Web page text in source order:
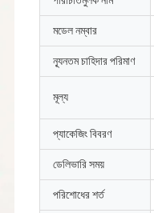
মডেল নম্বার
ন্যূনতম চাহিদার পরিমাণ
মূল্য
প্যাকেজিং বিবরণ
ডেলিভারি সময়
পরিশোধের শর্ত